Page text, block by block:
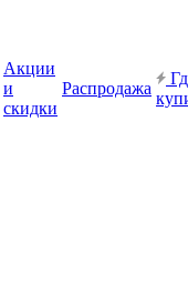
Акции
и
скидки
Распродажа